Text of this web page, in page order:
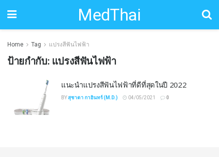
MedThai
Home Tag แปรงสีฟันไฟฟ้า
ป้ายกำกับ: แปรงสีฟันไฟฟ้า
แนะนำแปรงสีฟันไฟฟ้าที่ดีที่สุดในปี 2022
BYสุชาดา กาอินทร์ (M.D.) 04/05/2021 0